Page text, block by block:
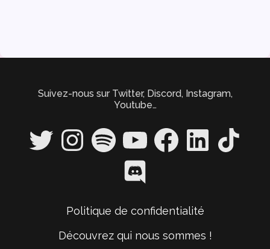
Suivez-nous sur Twitter, Discord, Instagram,
Youtube…
Twitter InstagramSpotify YouTube FacebookLinkedIn TikTok
Discord
Politique de confidentialité
Découvrez qui nous sommes !